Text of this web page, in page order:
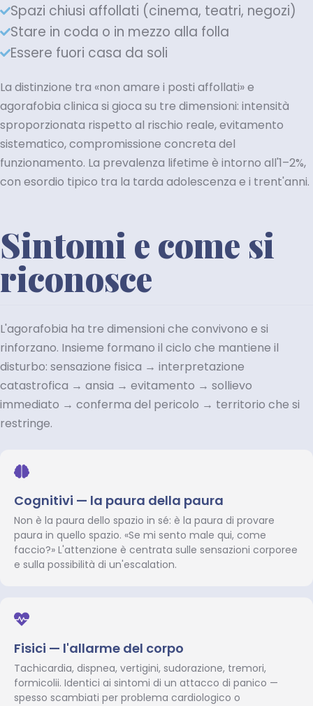
Spazi chiusi affollati (cinema, teatri, negozi)
Stare in coda o in mezzo alla folla
Essere fuori casa da soli
La distinzione tra «non amare i posti affollati» e
agorafobia clinica si gioca su tre dimensioni: intensità
sproporzionata rispetto al rischio reale, evitamento
sistematico, compromissione concreta del
funzionamento. La prevalenza lifetime è intorno all'1–2%,
con esordio tipico tra la tarda adolescenza e i trent'anni.
Sintomi e come si
riconosce
L'agorafobia ha tre dimensioni che convivono e si
rinforzano. Insieme formano il ciclo che mantiene il
disturbo: sensazione fisica → interpretazione
catastrofica → ansia → evitamento → sollievo
immediato → conferma del pericolo → territorio che si
restringe.
Cognitivi — la paura della paura
Non è la paura dello spazio in sé: è la paura di provare
paura in quello spazio. «Se mi sento male qui, come
faccio?» L'attenzione è centrata sulle sensazioni corporee
e sulla possibilità di un'escalation.
Fisici — l'allarme del corpo
Tachicardia, dispnea, vertigini, sudorazione, tremori,
formicolii. Identici ai sintomi di un attacco di panico —
spesso scambiati per problema cardiologico o